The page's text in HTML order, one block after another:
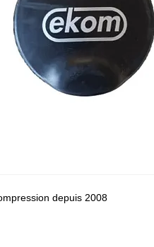
depuis 2008